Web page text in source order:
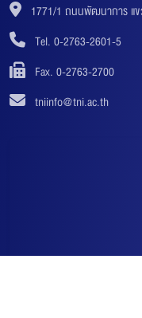
1771/1 ถนนพัฒนาการ แข
Tel. 0-2763-2601-5
Fax. 0-2763-2700
tniinfo@tni.ac.th